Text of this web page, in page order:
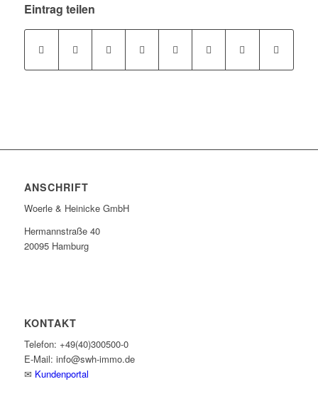
Eintrag teilen
ANSCHRIFT
Woerle & Heinicke GmbH
Hermannstraße 40
20095 Hamburg
KONTAKT
Telefon: +49(40)300500-0
E-Mail: info@swh-immo.de
✉ Kundenportal